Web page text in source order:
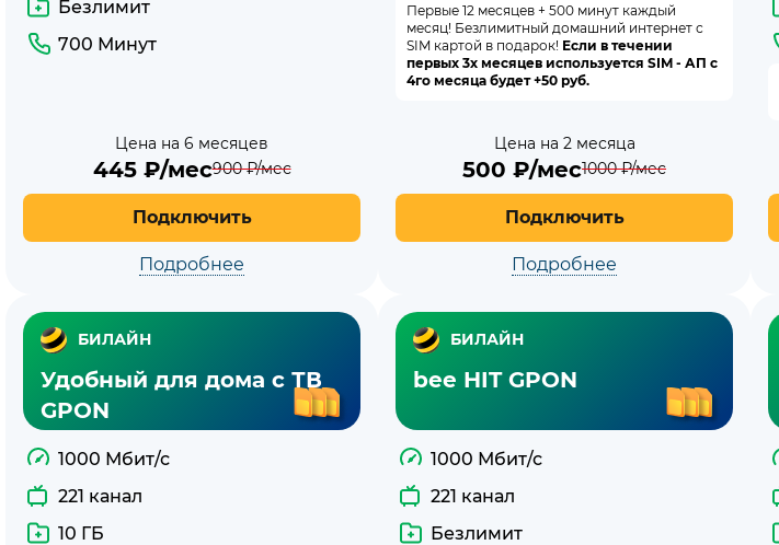
Безлимит
700 Минут
Цена на 6 месяцев
445₽/мес900₽/мес
Подключить
Подробнее
Первые 12 месяцев + 500 минут каждый
месяц! Безлимитный домашний интернет с
SIM картой в подарок! Если в течении
первых 3х месяцев используется SIM - АП с
4го месяца будет +50 руб.
Цена на 2 месяца
500 ₽/мес1000₽/мес
Подключить
Подробнее
БИЛАЙН
Удобный для дома с ТВ
GPON
1000 Мбит/с
221 канал
10 ГБ
БИЛАЙН
bee HIT GPON
1000 Мбит/с
221 канал
Безлимит